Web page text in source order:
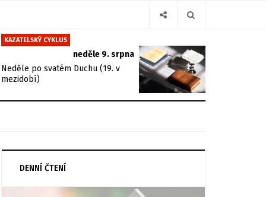
KAZATELSKÝ CYKLUS
neděle 9. srpna
Neděle po svatém Duchu (19. v
mezidobí)
DENNÍ ČTENÍ